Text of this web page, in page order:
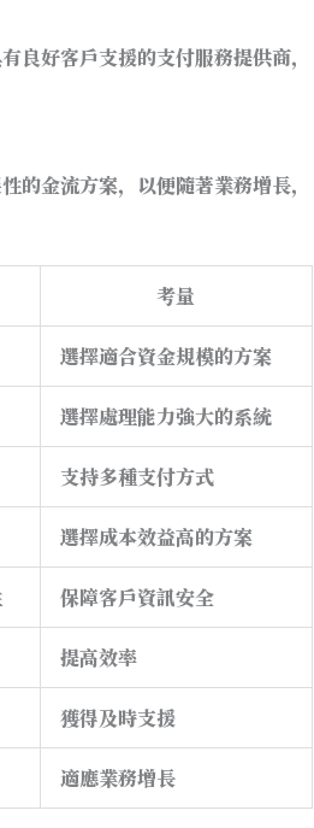
良好客戶支援的支付服務提供商，
的金流方案，以便隨著業務增長，
考量
選擇適合資金規模的方案
選擇處理能力強大的系統
支持多種支付方式
選擇成本效益高的方案
保障客戶資訊安全
提高效率
獲得及時支援
適應業務增長